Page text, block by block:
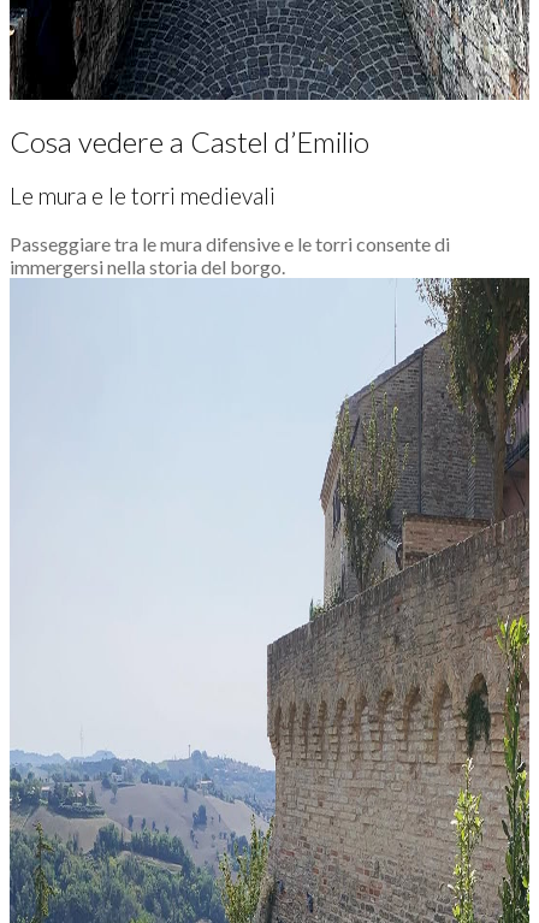
Cosa vedere a Castel d’Emilio
Le mura e le torri medievali
Passeggiare tra le mura difensive e le torri consente di
immergersi nella storia del borgo.